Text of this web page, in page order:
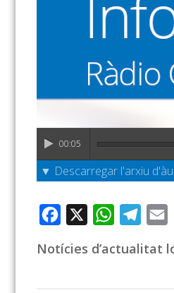
00:05
▼ Descarregar l'arxiu
Facebook WhatsApp
Notícies d’actualitat